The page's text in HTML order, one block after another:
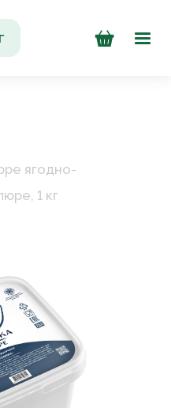
ягодно-
1 кг